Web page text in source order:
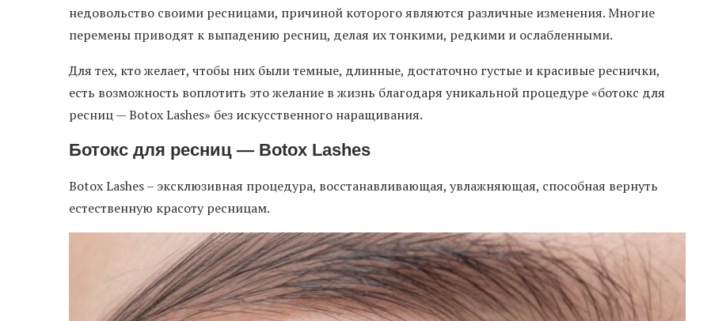
недовольство своими ресницами, причиной которого являются различные изменения. Многие
перемены приводят к выпадению ресниц, делая их тонкими, редкими и ослабленными.
Для тех, кто желает, чтобы них были темные, длинные, достаточно густые и красивые реснички,
есть возможность воплотить это желание в жизнь благодаря уникальной процедуре «ботокс для
ресниц — Botox Lashes» без искусственного наращивания.
Ботокс для ресниц — Botox Lashes
Botox Lashes – эксклюзивная процедура, восстанавливающая, увлажняющая, способная вернуть
естественную красоту ресницам.